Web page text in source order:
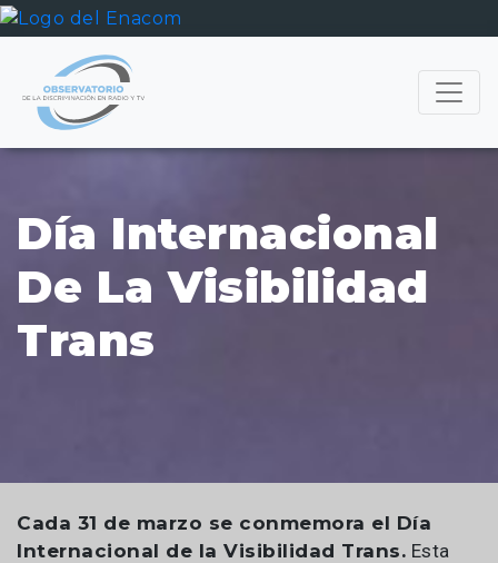
Día Internacional
De La Visibilidad
Trans
Cada 31 de marzo se conmemora el Día
Internacional de la Visibilidad Trans. Esta